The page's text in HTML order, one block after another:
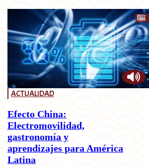
ACTUALIDAD
Efecto China:
Electromovilidad,
gastronomía y
aprendizajes para América
Latina